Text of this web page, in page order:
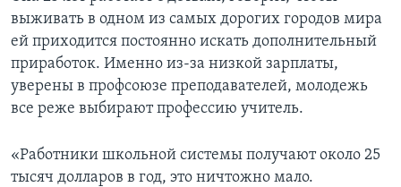
выживать в одном из самых дорогих городов мира
ей приходится постоянно искать дополнительный
приработок. Именно из-за низкой зарплаты,
уверены в профсоюзе преподавателей, молодежь
все реже выбирают профессию учитель.
«Работники школьной системы получают около 25
тысяч долларов в год, это ничтожно мало.